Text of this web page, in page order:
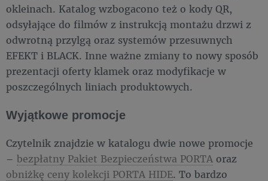
okleinach. Katalog wzbogacono też o kody QR,
odsyłające do filmów z instrukcją montażu drzwi z
odwrotną przylgą oraz systemów przesuwnych
EFEKT i BLACK. Inne ważne zmiany to nowy sposób
prezentacji oferty klamek oraz modyfikacje w
poszczególnych liniach produktowych.
Wyjątkowe promocje
Czytelnik znajdzie w katalogu dwie nowe promocje
– bezpłatny Pakiet Bezpieczeństwa PORTA oraz
obniżkę ceny kolekcji PORTA HIDE. To bardzo